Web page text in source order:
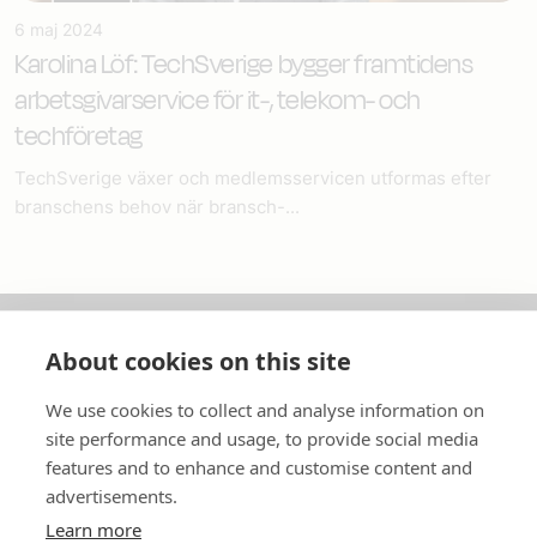
6 maj 2024
Karolina Löf: TechSverige bygger framtidens
arbetsgivarservice för it-, telekom- och
techföretag
TechSverige växer och medlemsservicen utformas efter
branschens behov när bransch-...
In English
Standardavtal
Snabblänkar
About cookies on this site
We use cookies to collect and analyse information on
site performance and usage, to provide social media
features and to enhance and customise content and
advertisements.
Learn more